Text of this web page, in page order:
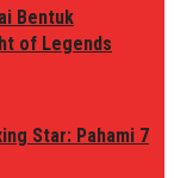
Bentuk
of Legends
Star: Pahami 7